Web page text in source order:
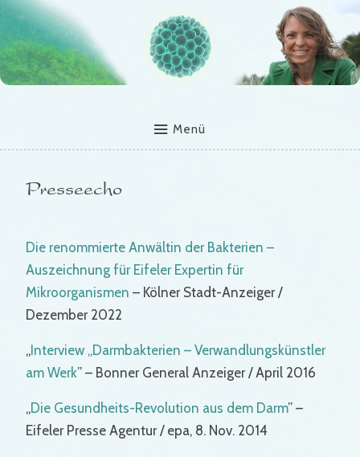
Menü
Presseecho
Die renommierte Anwältin der Bakterien –
Auszeichnung für Eifeler Expertin für
Mikroorganismen – Kölner Stadt-Anzeiger /
Dezember 2022
„Interview „Darmbakterien – Verwandlungskünstler
am Werk” – Bonner General Anzeiger / April 2016
„Die Gesundheits-Revolution aus dem Darm” –
Eifeler Presse Agentur / epa, 8. Nov. 2014